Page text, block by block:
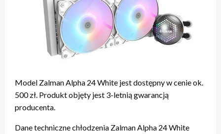
Model Zalman Alpha 24 White jest dostępny w cenie ok.
500 zł. Produkt objęty jest 3-letnią gwarancją
producenta.
Dane techniczne chłodzenia Zalman Alpha 24 White